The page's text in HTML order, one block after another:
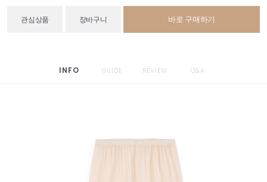
관심상품 장바구니 바로 구매하기
INFO GUIDE REVIEW Q&A